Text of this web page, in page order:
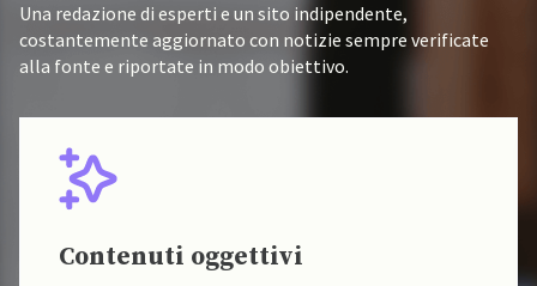
Una redazione di esperti e un sito indipendente,
costantemente aggiornato con notizie sempre verificate
alla fonte e riportate in modo obiettivo.
Contenuti oggettivi